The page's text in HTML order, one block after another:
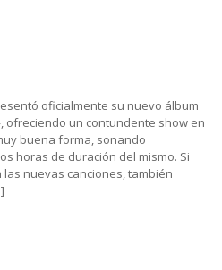
oficialmente su nuevo álbum
ofreciendo un contundente show en
buena forma, sonando
horas de duración del mismo. Si
nuevas canciones, también